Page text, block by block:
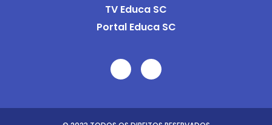
TV Educa SC
Portal Educa SC